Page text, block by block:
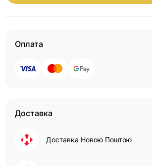
Оплата
Доставка
Доставка Новою Поштою